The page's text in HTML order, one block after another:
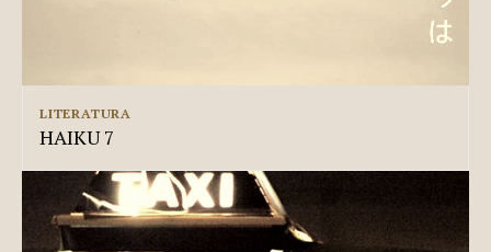
LITERATURA
HAIKU 7